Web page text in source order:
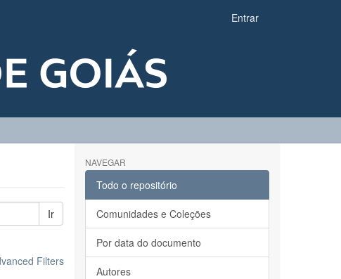
Entrar
Ir
Filters
NAVEGAR
Todo o repositório
Comunidades e Coleções
Por data do documento
Autores